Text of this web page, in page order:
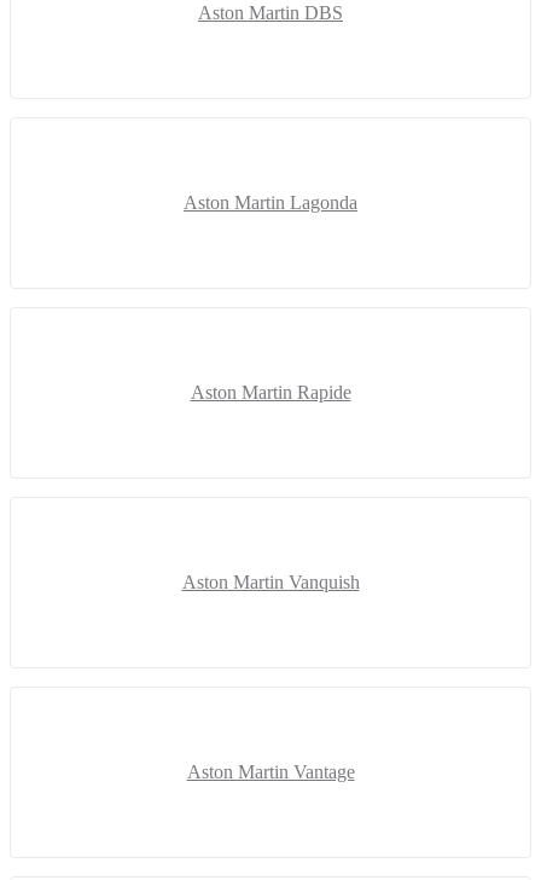
Aston Martin DBS
Aston Martin Lagonda
Aston Martin Rapide
Aston Martin Vanquish
Aston Martin Vantage